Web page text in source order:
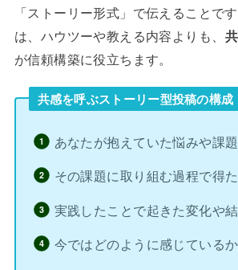
「ストーリー形式」で伝えることで
は、ハウツーや教える内容よりも、
が信頼構築に役立ちます。
共感を呼ぶストーリー型投稿の構成
あなたが抱えていた悩みや課題
その課題に取り組む過程で得
実践したことで起きた変化や
今ではどのように感じているか